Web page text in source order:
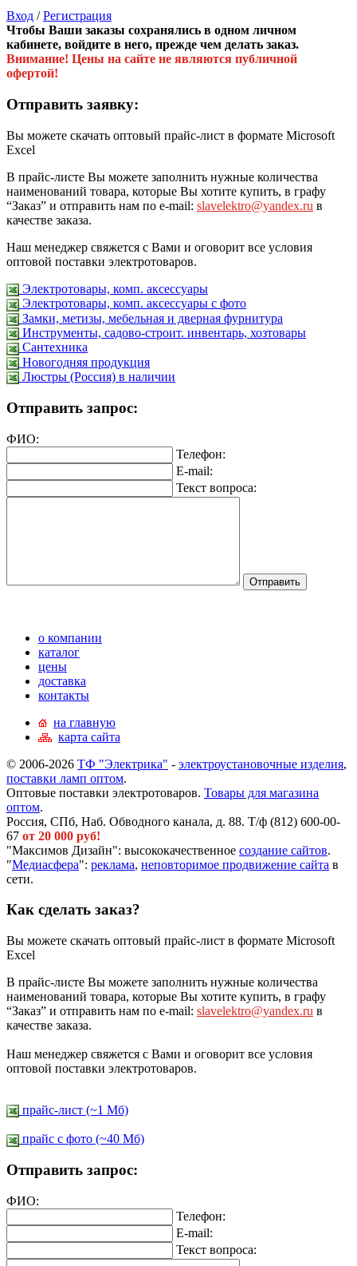
Вход /Регистрация
Чтобы Ваши заказы сохранялись в одном личном
кабинете, войдите в него, прежде чем делать заказ.
Внимание! Цены на сайте не являются публичной
офертой!
Отправить заявку:
Вы можете скачать оптовый прайс-лист в формате Microsoft
Excel
В прайс-листе Вы можете заполнить нужные количества
наименований товара, которые Вы хотите купить, в графу
“Заказ” и отправить нам по e-mail: slavelektro@yandex.ru в
качестве заказа.
Наш менеджер свяжется с Вами и оговорит все условия
оптовой поставки электротоваров.
Электротовары, комп. аксессуары
Электротовары, комп. аксессуары с фото
Замки, метизы, мебельная и дверная фурнитура
Инструменты, садово-строит. инвентарь, хозтовары
Сантехника
Новогодняя продукция
Люстры (Россия) в наличии
Отправить запрос:
ФИО:
Телефон:
E-mail:
Текст вопроса:
о компании
каталог
цены
доставка
контакты
на главную
карта сайта
© 2006-2026 ТФ "Электрика" - электроустановочные изделия,
поставки ламп оптом.
Оптовые поставки электротоваров. Товары для магазина
оптом.
Россия, СПб, Наб. Обводного канала, д. 88. Т/ф (812) 600-00-
67 от 20 000 руб!
"Максимов Дизайн": высококачественное создание сайтов.
"Медиасфера": реклама, неповторимое продвижение сайта в
сети.
Как сделать заказ?
Вы можете скачать оптовый прайс-лист в формате Microsoft
Excel
В прайс-листе Вы можете заполнить нужные количества
наименований товара, которые Вы хотите купить, в графу
“Заказ” и отправить нам по e-mail: slavelektro@yandex.ru в
качестве заказа.
Наш менеджер свяжется с Вами и оговорит все условия
оптовой поставки электротоваров.
прайс-лист (~1 Мб)
прайс c фото (~40 Мб)
Отправить запрос:
ФИО:
Телефон:
E-mail:
Текст вопроса: